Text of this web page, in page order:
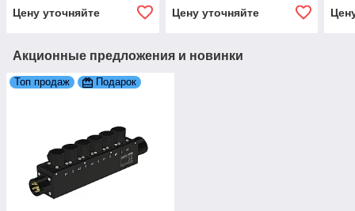
Цену уточняйте
Цену уточняйте
Акционные предложения и новинки
Топ продаж Подарок